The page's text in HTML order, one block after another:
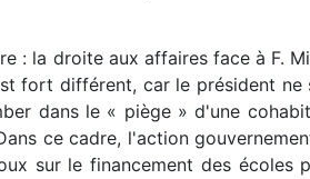
: la droite aux affaires face à F.
fort différent, car le président ne
dans le « piège » d'une
ce cadre, l'action
sur le financement des écoles